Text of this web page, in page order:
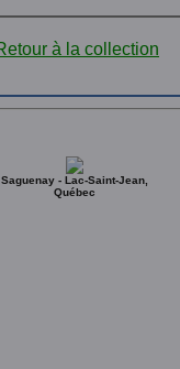
Saguenay - Lac-Saint-Jean,
Québec